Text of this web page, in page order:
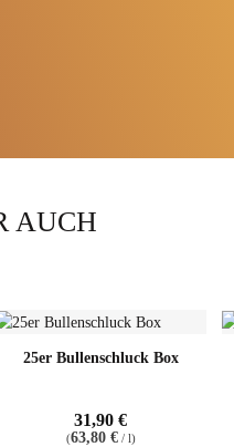
AUCH
25er Bullenschluck Box
31,90 €
(63,80 €/ l)